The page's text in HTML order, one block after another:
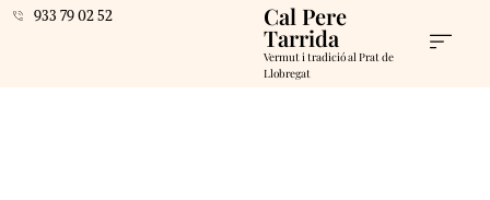
933 79 02 52 Cal Pere
Tarrida
Vermut i tradició al Prat de
Llobregat